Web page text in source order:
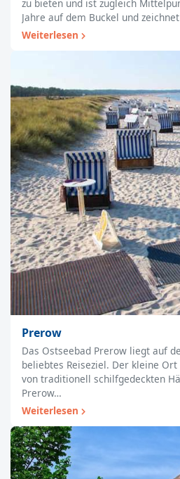
zu bieten und ist zugleich
Jahre auf dem Buckel und
Weiterlesen
Prerow
Das Ostseebad Prerow liegt auf
beliebtes Reiseziel. Der kleine
von traditionell schilfgedeckten
Prerow…
Weiterlesen